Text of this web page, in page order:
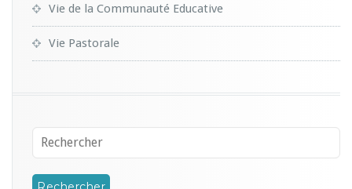
Vie de la Communauté Educative
Vie Pastorale